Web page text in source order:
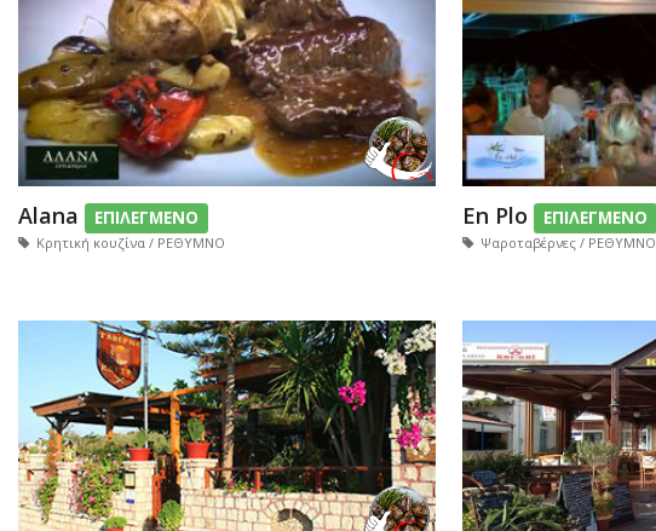
Alana ΕΠΙΛΕΓΜΕΝΟ
Κρητική κουζίνα / ΡΕΘΥΜΝΟ
En Plo ΕΠΙΛΕΓΜΕΝΟ
Ψαροταβέρνες / ΡΕΘΥΜΝΟ